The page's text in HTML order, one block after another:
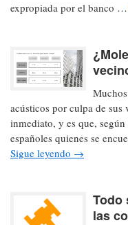
expropiada por el banco …
acústicos por culpa de sus
inmediato, y es que,
españoles quienes se
Sigue leyendo →
Todo
las